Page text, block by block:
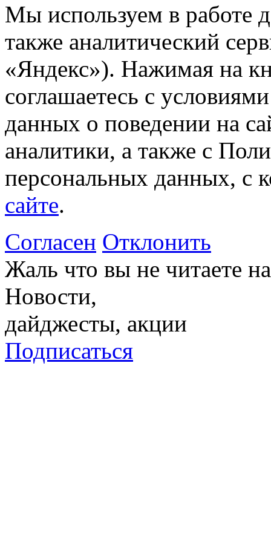
Мы используем в работе
также аналитический
«Яндекс»). Нажимая на
соглашаетесь с
данных о поведении на
аналитики, а также с
персональных данных, с
сайте.
Согласен Отклонить
Жаль что вы не читаете
Новости,
дайджесты, акции
Подписаться